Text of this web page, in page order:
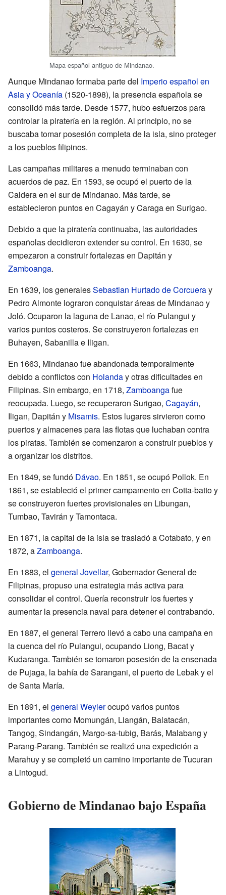
Mapa español antiguo de Mindanao.
Aunque Mindanao formaba parte del Imperio español en
Asia y Oceanía (1520-1898), la presencia española se
consolidó más tarde. Desde 1577, hubo esfuerzos para
controlar la piratería en la región. Al principio, no se
buscaba tomar posesión completa de la isla, sino proteger
a los pueblos filipinos.
Las campañas militares a menudo terminaban con
acuerdos de paz. En 1593, se ocupó el puerto de la
Caldera en el sur de Mindanao. Más tarde, se
establecieron puntos en Cagayán y Caraga en Surigao.
Debido a que la piratería continuaba, las autoridades
españolas decidieron extender su control. En 1630, se
empezaron a construir fortalezas en Dapitán y
Zamboanga.
En 1639, los generalesSebastian Hurtado de Corcueray
Pedro Almonte lograron conquistar áreas de Mindanao y
Joló. Ocuparon la laguna de Lanao, el río Pulangui y
varios puntos costeros. Se construyeron fortalezas en
Buhayen, Sabanilla e Iligan.
En 1663, Mindanao fue abandonada temporalmente
debido a conflictos con Holanday otras dificultades en
Filipinas. Sin embargo, en 1718, Zamboangafue
reocupada. Luego, se recuperaron Surigao, Cagayán,
Iligan, Dapitán y Misamis. Estos lugares sirvieron como
puertos y almacenes para las flotas que luchaban contra
los piratas. También se comenzaron a construir pueblos y
a organizar los distritos.
En 1849, se fundó Dávao. En 1851, se ocupó Pollok. En
1861, se estableció el primer campamento en Cotta-batto y
se construyeron fuertes provisionales en Libungan,
Tumbao, Tavirán y Tamontaca.
En 1871, la capital de la isla se trasladó a Cotabato, y en
1872, aZamboanga.
En 1883, el general Jovellar, Gobernador General de
Filipinas, propuso una estrategia más activa para
consolidar el control. Quería reconstruir los fuertes y
aumentar la presencia naval para detener el contrabando.
En 1887, el general Terrero llevó a cabo una campaña en
la cuenca del río Pulangui, ocupando Liong, Bacat y
Kudaranga. También se tomaron posesión de la ensenada
de Pujaga, la bahía de Sarangani, el puerto de Lebak y el
de Santa María.
En 1891, el general Weylerocupó varios puntos
importantes como Momungán, Liangán, Balatacán,
Tangog, Sindangán, Margo-sa-tubig, Barás, Malabang y
Parang-Parang. También se realizó una expedición a
Marahuy y se completó un camino importante de Tucuran
a Lintogud.
Gobierno de Mindanao bajo España